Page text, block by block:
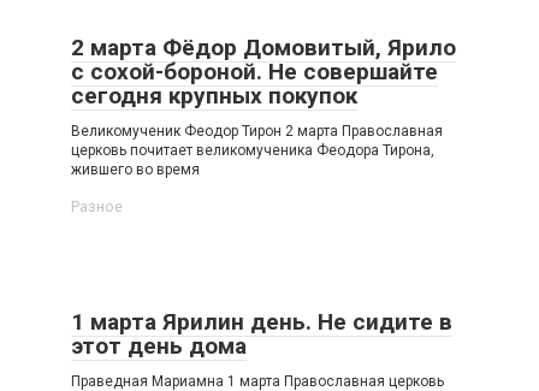
2 марта Фёдор Домовитый, Ярило
с сохой-бороной. Не совершайте
сегодня крупных покупок
Великомученик Феодор Тирон 2 марта Православная
церковь почитает великомученика Феодора Тирона,
жившего во время
Разное
1 марта Ярилин день. Не сидите в
этот день дома
Праведная Мариамна 1 марта Православная церковь